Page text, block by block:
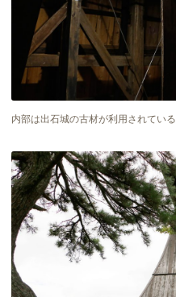
内部は出石城の古材が利用されている